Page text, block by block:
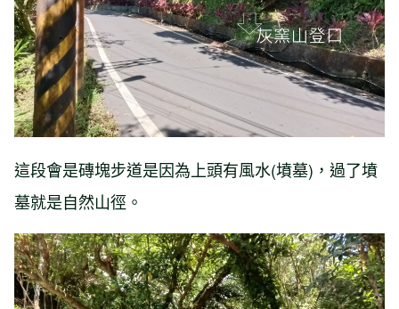
這段會是磚塊步道是因為上頭有風水(墳墓)，過了墳
墓就是自然山徑。